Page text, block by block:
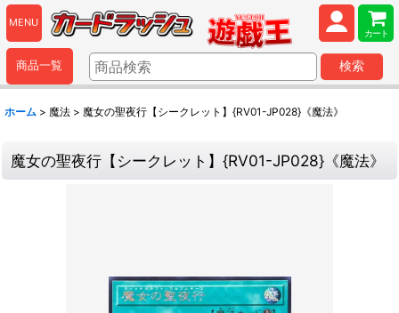
MENU
カート
商品一覧 検索
ホーム > 魔法 > 魔女の聖夜行【シークレット】{RV01-JP028}《魔法》
魔女の聖夜行【シークレット】{RV01-JP028}《魔法》